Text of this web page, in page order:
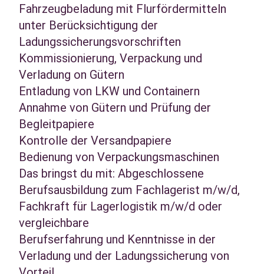
Fahrzeugbeladung mit Flurfördermitteln
unter Berücksichtigung der
Ladungssicherungsvorschriften
Kommissionierung, Verpackung und
Verladung on Gütern
Entladung von LKW und Containern
Annahme von Gütern und Prüfung der
Begleitpapiere
Kontrolle der Versandpapiere
Bedienung von Verpackungsmaschinen
Das bringst du mit: Abgeschlossene
Berufsausbildung zum Fachlagerist m/w/d,
Fachkraft für Lagerlogistik m/w/d oder
vergleichbare
Berufserfahrung und Kenntnisse in der
Verladung und der Ladungssicherung von